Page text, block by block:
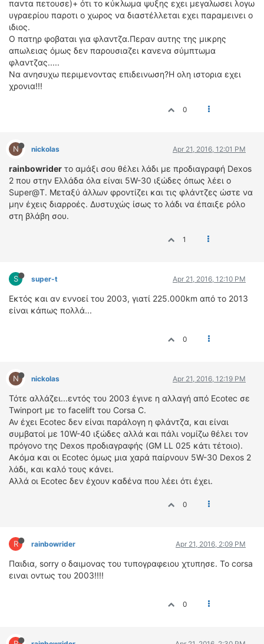
παντα πετουσε)+ ότι το κύκλωμα ψυξης εχει μεγαλωσει λογω
υγραερίου παροτι ο χωρος να διαστέλλεται εχει παραμεινει ο
ιδιος.
Ο πατηρ φοβαται για φλαντζα.Περαν αυτης της μικρης
απωλειας όμως δεν παρουσιαζει κανενα σύμπτωμα
φλαντζας.....
Να ανησυχω περιμενοντας επιδεινωση?Η ολη ιστορια εχει
χρονια!!!
0
N nickolas Apr 21, 2016, 12:01 PM
rainbowrider το αμάξι σου θέλει λάδι με προδιαγραφή Dexos
2 που στην Ελλάδα όλα είναι 5W-30 ιξώδες όπως λέει ο
Super@T. Μεταξύ άλλων φροντίζει και τις φλάντζες ώστε να
μην έχεις διαρροές. Δυστυχώς ίσως το λάδι να έπαιξε ρόλο
στη βλάβη σου.
1
S super-t Apr 21, 2016, 12:10 PM
Εκτός και αν εννοεί του 2003, γιατί 225.000km από το 2013
είναι κάπως πολλά...
0
N nickolas Apr 21, 2016, 12:19 PM
Τότε αλλάζει...εντός του 2003 έγινε η αλλαγή από Ecotec σε
Twinport με το facelift του Corsa C.
Αν έχει Ecotec δεν είναι παράλογη η φλάντζα, και είναι
συμβατοί με 10W-40 ιξώδες αλλά και πάλι νομίζω θέλει τον
πρόγονο της Dexos προδιαγραφής (GM LL 025 κάτι τέτοιο).
Ακόμα και οι Ecotec όμως μια χαρά παίρνουν 5W-30 Dexos 2
λάδι, και καλό τους κάνει.
Αλλά οι Ecotec δεν έχουν καδένα που λέει ότι έχει.
0
R rainbowrider Apr 21, 2016, 2:09 PM
Παιδια, sorry ο δαιμονας του τυπογραφειου χτυπησε. Το corsa
ειναι οντως του 2003!!!!
0